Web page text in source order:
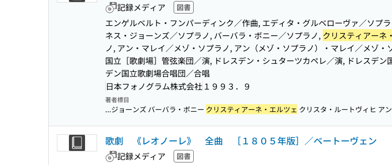
記録メディア 図書
エンゲルベルト・フンパーディンク／作曲, エディタ・グルベローヴァ／ソプ
ネス・ジョーンズ／ソプラノ, バーバラ・ボニー／ソプラノ, クリスティアーネ
ノ, アン・マレイ／メゾ・ソプラノ, アン（メゾ・ソプラノ）・マレイ／メゾ
国立［歌劇場］管弦楽団／演, ドレスデン・シュターツカペレ／演, ドレスデ
デン国立歌劇場合唱団／合唱
日本フォノグラム株式会社 １９９３．９
著者標目
...ジョーンズ バーバラ・ボニー クリスティアーネ・エルツェ クリスタ・ルートヴィヒ ア
歌劇 《レオノーレ》 全曲 ［１８０５年版］／ベートーヴェン
記録メディア 図書